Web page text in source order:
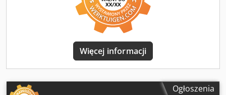
Więcej informacji
Ogłoszenia